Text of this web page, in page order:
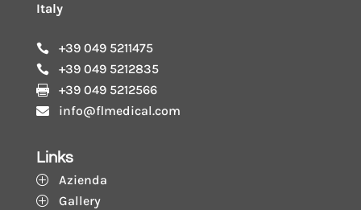
Italy
 +39 049 5211475
 +39 049 5212835
 +39 049 5212566
 info@flmedical.com
Links
P Azienda
P Gallery